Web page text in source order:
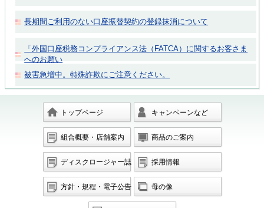
長期間ご利用のない口座振替契約の登録抹消について
「外国口座税務コンプライアンス法（FATCA）に関するお客さま
へのお願い
被害急増中。特殊詐欺にご注意ください。
トップページ キャンペーンなど
組合概要・店舗案内 商品のご案内
ディスクロージャー誌 採用情報
方針・規程・電子公告 母の像